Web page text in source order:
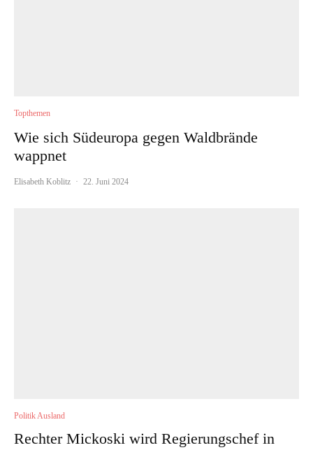
Topthemen
Wie sich Südeuropa gegen Waldbrände
wappnet
Elisabeth Koblitz · 22. Juni 2024
Politik Ausland
Rechter Mickoski wird Regierungschef in